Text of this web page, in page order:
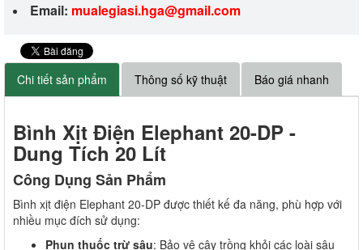
Email: mualegiasi.hga@gmail.com
Chi tiết sản phẩm Thông số kỹ thuật Báo giá nhanh
Bình Xịt Điện Elephant 20-DP -
Dung Tích 20 Lít
Công Dụng Sản Phẩm
Bình xịt điện Elephant 20-DP được thiết kế đa năng, phù hợp với
nhiều mục đích sử dụng:
Phun thuốc trừ sâu: Bảo vệ cây trồng khỏi các loài sâu